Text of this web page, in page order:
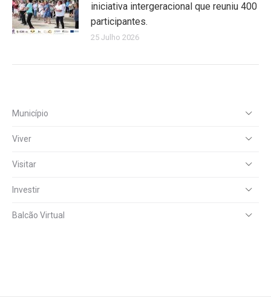
iniciativa intergeracional que reuniu 400
participantes.
25 Julho 2026
Município
Viver
Visitar
Investir
Balcão Virtual